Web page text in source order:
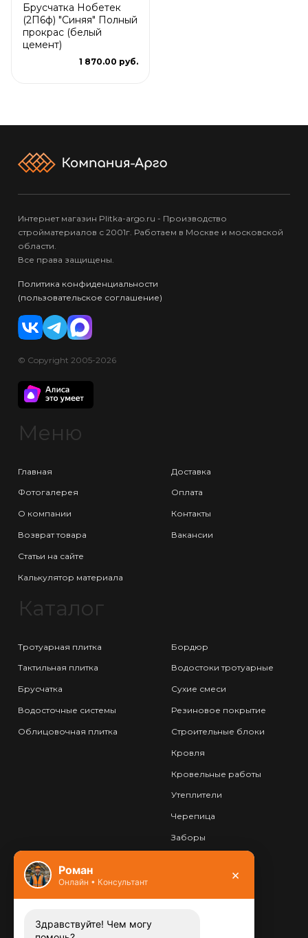
Брусчатка Нобетек
(2П6ф) "Синяя" Полный
прокрас (белый
цемент)
1 870.00 руб.
Интернет магазин Plitka-argo.ru - Производство
стройматериалов с 2001г. Работаем в Москве и московской
области.
Все права защищены.
Политика конфиденциальности
(пользовательское соглашение)
© Copyright 2005-2026
Меню
Главная
Фотогалерея
О компании
Возврат товара
Статьи на сайте
Калькулятор материала
Доставка
Оплата
Контакты
Вакансии
Каталог
Тротуарная плитка
Тактильная плитка
Брусчатка
Водосточные системы
Облицовочная плитка
Бордюр
Водостоки тротуарные
Сухие смеси
Резиновое покрытие
Строительные блоки
Кровля
Кровельные работы
Утеплители
Черепица
Заборы
Контакты
Заказать звонок
Роман
Онлайн • Консультант ×
Здравствуйте! Чем могу